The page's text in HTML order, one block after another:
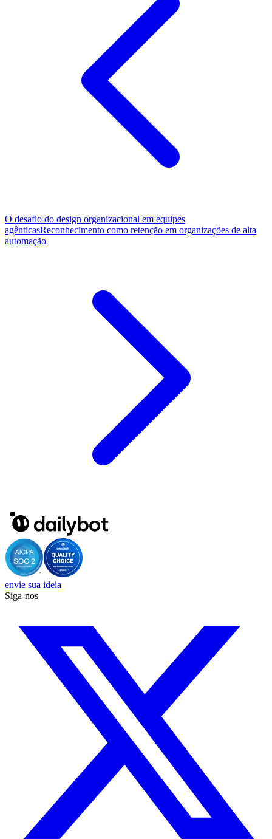
O desafio do design organizacional em equipes
agênticasReconhecimento como retenção em organizações de alta
automação
envie sua ideia
Siga-nos